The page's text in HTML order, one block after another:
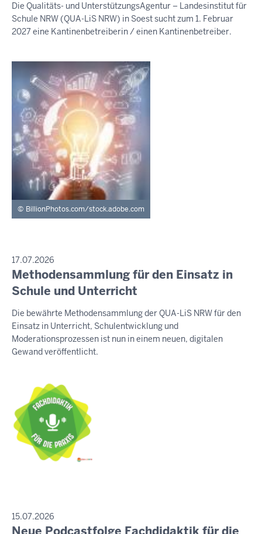
2026
-
Die Qualitäts- und UnterstützungsAgentur – Landesinstitut für
Schule NRW (QUA-LiS NRW) in Soest sucht zum 1. Februar
2027 eine Kantinenbetreiberin / einen Kantinenbetreiber.
BillionPhotos.com/stock.adobe.com
PRESSEMITTEILUNG
17.07.2026
Freitag,
7.
2026
-
19:58
Methodensammlung für den Einsatz in
Schule und Unterricht
Die bewährte Methodensammlung der QUA-LiS NRW für den
Einsatz in Unterricht, Schulentwicklung und
Moderationsprozessen ist nun in einem neuen, digitalen
Gewand veröffentlicht.
PRESSEMITTEILUNG
15.07.2026
Freitag,
Neue Podcastfolge Fachdidaktik für die